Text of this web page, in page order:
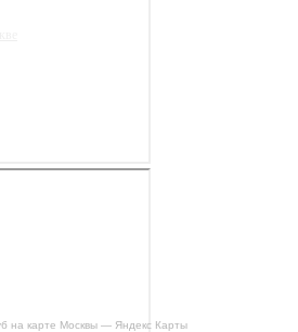
на карте Москвы — Яндекс Карты